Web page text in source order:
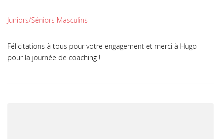
Juniors/Séniors Masculins
Félicitations à tous pour votre engagement et merci à Hugo
pour la journée de coaching !